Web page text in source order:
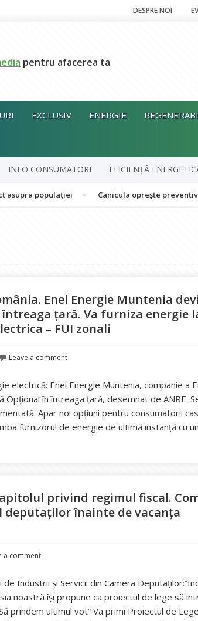
DESPRE NOI
pentru afacerea ta
EXCLUSIV ENERGIE
INFO CONSUMATORI EFICIENȚĂ
Canicula oprește preventiv grupul în
Enel Energie Muntenia
țară. Va furniza energie
– FUI zonali
Leave a comment
electrică: Enel Energie Muntenia, companie a
în întreaga țară, desemnat de ANRE.
Apar noi opțiuni pentru consumatorii
furnizorul de energie de ultimă instanță cu
pentru piața de energie din România. Enel
privind regimul fiscal.
înainte de vacanța
a comment
de Industrii și Servicii din Camera
noastră își propune ca proiectul de lege să
prindem ultimul vot” Va primi Proiectul de